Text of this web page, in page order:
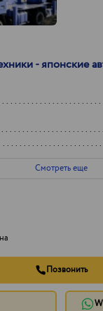
- японские
Смотреть еще
Позвонить